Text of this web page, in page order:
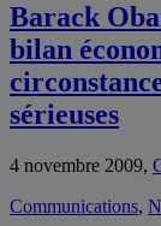
Barack
bilan
sérieuses
4 novembre 2009,
Communications,